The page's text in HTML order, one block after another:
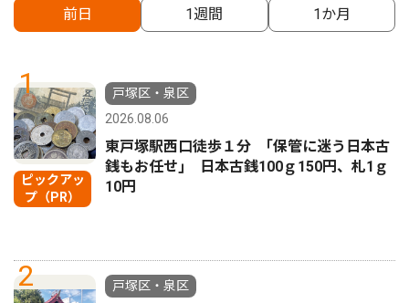
前日 1週間 1か月
1
ピックアッ
プ（PR）
戸塚区・泉区
2026.08.06
東戸塚駅西口徒歩１分 ｢保管に迷う日本古
銭もお任せ｣ 日本古銭100ｇ150円、札1ｇ
10円
2
戸塚区・泉区